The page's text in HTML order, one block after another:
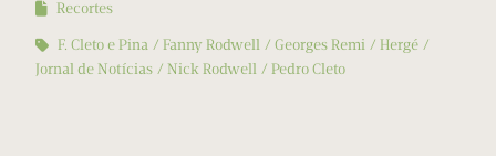
Recortes
F. Cleto e Pina
Fanny Rodwell Georges Remi
Hergé
Jornal de Notícias
Nick Rodwell Pedro Cleto